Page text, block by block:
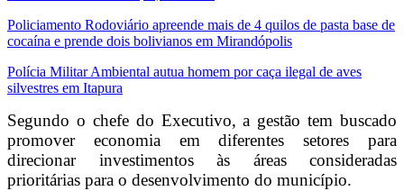
Policiamento Rodoviário apreende mais de 4 quilos de pasta base de
cocaína e prende dois bolivianos em Mirandópolis
Polícia Militar Ambiental autua homem por caça ilegal de aves
silvestres em Itapura
Segundo o chefe do Executivo, a gestão tem buscado
promover economia em diferentes setores para
direcionar investimentos às áreas consideradas
prioritárias para o desenvolvimento do município.